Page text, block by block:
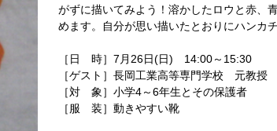
がずに描いてみよう！溶かしたロウと赤、
めます。自分が思い描いたとおりにハンカ
［日 時］7月26日(日) 14:00～15:30
［ゲスト］長岡工業高等専門学校 元教授
［対 象］小学4～6年生とその保護者
［服 装］動きやすい靴